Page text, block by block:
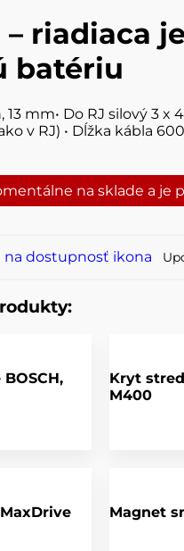
riadiaca
batériu
mm• Do RJ silový 3 x
v RJ) • Dĺžka kábla
na sklade a je
Kryt
M400
Magnet